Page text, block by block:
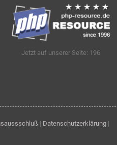
Jetzt auf unserer Seite: 196
| Datenschutzerklärung |